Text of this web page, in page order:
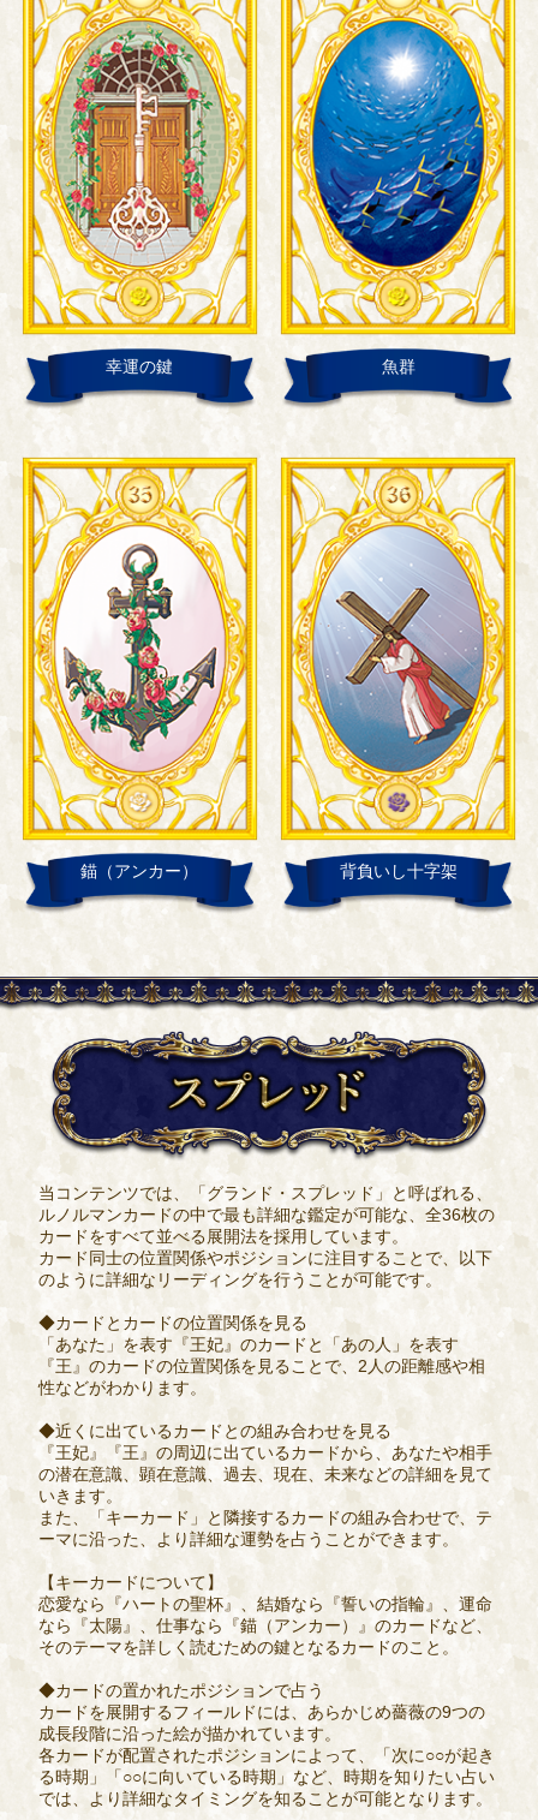
幸運の鍵 魚群
錨（アンカー） 背負いし十字架
当コンテンツでは、「グランド・スプレッド」と呼ばれる、
ルノルマンカードの中で最も詳細な鑑定が可能な、全36枚の
カードをすべて並べる展開法を採用しています。
カード同士の位置関係やポジションに注目することで、以下
のように詳細なリーディングを行うことが可能です。
◆カードとカードの位置関係を見る
「あなた」を表す『王妃』のカードと「あの人」を表す
『王』のカードの位置関係を見ることで、2人の距離感や相
性などがわかります。
◆近くに出ているカードとの組み合わせを見る
『王妃』『王』の周辺に出ているカードから、あなたや相手
の潜在意識、顕在意識、過去、現在、未来などの詳細を見て
いきます。
また、「キーカード」と隣接するカードの組み合わせで、テ
ーマに沿った、より詳細な運勢を占うことができます。
【キーカードについて】
恋愛なら『ハートの聖杯』、結婚なら『誓いの指輪』、運命
なら『太陽』、仕事なら『錨（アンカー）』のカードなど、
そのテーマを詳しく読むための鍵となるカードのこと。
◆カードの置かれたポジションで占う
カードを展開するフィールドには、あらかじめ薔薇の9つの
成長段階に沿った絵が描かれています。
各カードが配置されたポジションによって、「次に○○が起き
る時期」「○○に向いている時期」など、時期を知りたい占い
では、より詳細なタイミングを知ることが可能となります。